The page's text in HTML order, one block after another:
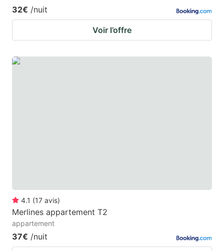
32€ /nuit
Voir l’offre
4.1 (17 avis)
Merlines appartement T2
appartement
37€ /nuit